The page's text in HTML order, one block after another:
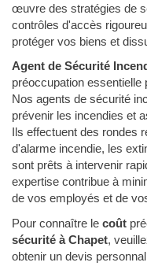
œuvre des stratégies de
contrôles d'accès
protéger vos biens et
Agent de Sécurité
préoccupation essentielle
Nos agents de sécurité
prévenir les incendies et
Ils effectuent des rondes
d'alarme incendie, les
sont prêts à intervenir
expertise contribue à
de vos employés et de
Pour connaître le coût
sécurité à Chapet,
obtenir un devis